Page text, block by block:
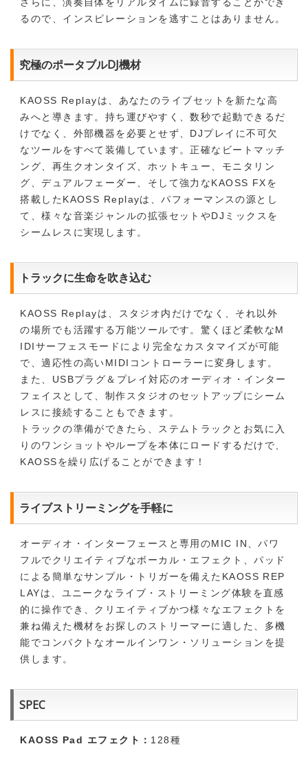
るので、インスピレーションを逃すことはありません。
究極のポータブルDJ機材
KAOSS Replayは、あなたのライブセットを新たな高
みへと導きます。持ち運びやすく、数秒で起動できるだ
けでなく、外部機器を必要とせず、DJプレイに不可欠
なツールをすべて装備しています。正確なビートマッチ
ング、再生クオンタイズ、ホットキュー、モニタリン
グ、デュアルフェーダー、そして強力なKAOSS FXを
搭載したKAOSS Replayは、パフォーマンスの源とし
て、様々な音楽ジャンルの拡張セットやDJミックスを
シームレスに実現します。
トラックに生命を吹き込む
KAOSS Replayは、スタジオ内だけでなく、それ以外
の場所でも活躍する万能ツールです。驚くほど柔軟なM
IDIサーフェスモードにより完全なカスタマイズが可能
で、適応性の高いMIDIコントローラーに変身します。
また、USBプラグ＆プレイ対応のオーディオ・インター
フェイスとして、制作スタジオのセットアップにシーム
レスに接続することもできます。
トラックの準備ができたら、ステムトラックとお気に入
りのワンショットやループを本体にロードするだけで、
KAOSSを繰り広げることができます！
ライブストリーミングを手軽に
オーディオ・インターフェースと専用のMIC IN、パワ
フルでクリエイティブなボーカル・エフェクト、パッド
による簡単なサンプル・トリガーを備えたKAOSS REP
LAYは、ユニークなライブ・ストリーミング体験を直感
的に操作でき、クリエイティブかつ様々なエフェクトを
兼ね備えた機材をお探しのストリーマーに適した、多機
能でコンパクトなオールインワン・ソリューションを提
供します。
SPEC
KAOSS Pad エフェクト： 128種